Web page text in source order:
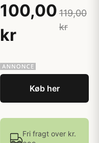
100,00
kr
119,00
kr
Køb her
Fri fragt over kr.